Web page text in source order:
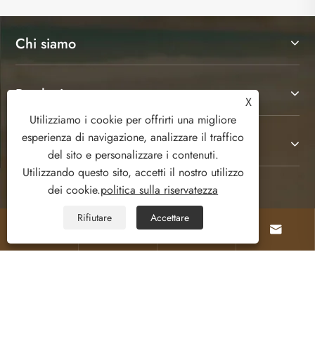
Chi siamo
Prodotti
Contattaci
SEGUICI
 
X
Utilizziamo i cookie per offrirti una migliore
esperienza di navigazione, analizzare il traffico
del sito e personalizzare i contenuti.
Utilizzando questo sito, accetti il ​​nostro utilizzo
dei cookie.politica sulla riservatezza
Rifiutare Accettare